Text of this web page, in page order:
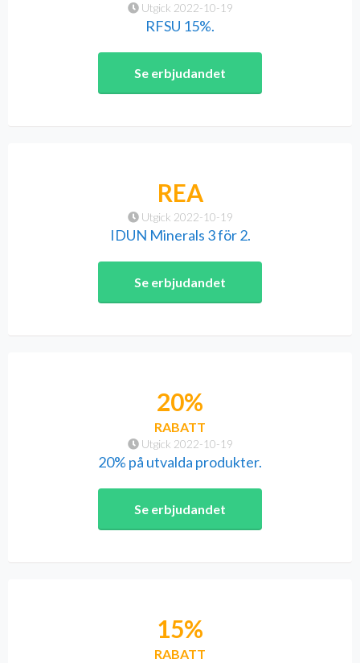
Utgick 2022-10-19
RFSU 15%.
Se erbjudandet
Utgick 2022-10-19
REA
IDUN Minerals 3 för 2.
Se erbjudandet
Utgick 2022-10-19
20%
RABATT
20% på utvalda produkter.
Se erbjudandet
15%
RABATT